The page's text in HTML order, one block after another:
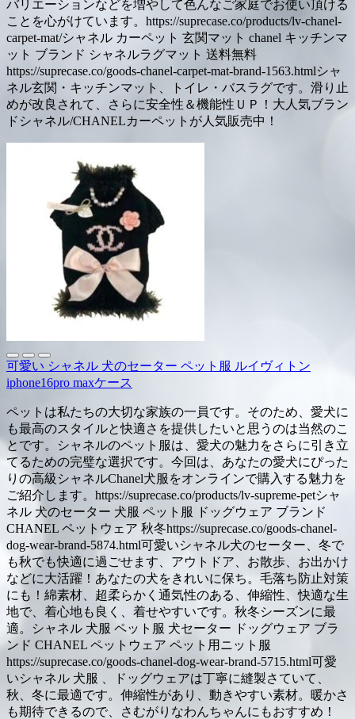
バリエーションなどを増やして色んなご家庭でお使い頂ける
ことを心がけています。https://suprecase.co/products/lv-chanel-
carpet-mat/シャネル カーペット 玄関マット chanel キッチンマ
ット ブランド シャネルラグマット 送料無料
https://suprecase.co/goods-chanel-carpet-mat-brand-1563.htmlシャ
ネル玄関・キッチンマット、トイレ・バスラグです。滑り止
めが改良されて、さらに安全性＆機能性ＵＰ！大人気ブラン
ドシャネル/CHANELカーペットが人気販売中！
可愛い シャネル 犬のセーター ペット服 ルイヴィトン
iphone16pro maxケース
ペットは私たちの大切な家族の一員です。そのため、愛犬に
も最高のスタイルと快適さを提供したいと思うのは当然のこ
とです。シャネルのペット服は、愛犬の魅力をさらに引き立
てるための完璧な選択です。今回は、あなたの愛犬にぴった
りの高級シャネルChanel犬服をオンラインで購入する魅力を
ご紹介します。https://suprecase.co/products/lv-supreme-petシャ
ネル 犬のセーター 犬服 ペット服 ドッグウェア ブランド
CHANEL ペットウェア 秋冬https://suprecase.co/goods-chanel-
dog-wear-brand-5874.html可愛いシャネル犬のセーター、冬で
も秋でも快適に過ごせます、アウトドア、お散歩、お出かけ
などに大活躍！あなたの犬をきれいに保ち。毛落ち防止対策
にも！綿素材、超柔らかく通気性のある、伸縮性、快適な生
地で、着心地も良く、着せやすいです。秋冬シーズンに最
適。シャネル 犬服 ペット服 犬セーター ドッグウェア ブラ
ンド CHANEL ペットウェア ペット用ニット服
https://suprecase.co/goods-chanel-dog-wear-brand-5715.html可愛
いシャネル 犬服 、ドッグウェアは丁寧に縫製さていて、
秋、冬に最適です。伸縮性があり、動きやすい素材。暖かさ
も期待できるので、さむがりなわんちゃんにもおすすめ！